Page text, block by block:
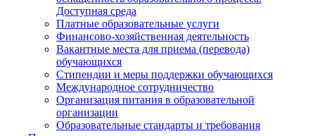
Доступная среда
Платные образовательные услуги
Финансово-хозяйственная деятельность
Вакантные места для приема (перевода)
обучающихся
Стипендии и меры поддержки обучающихся
Международное сотрудничество
Организация питания в образовательной
организации
Образовательные стандарты и требования